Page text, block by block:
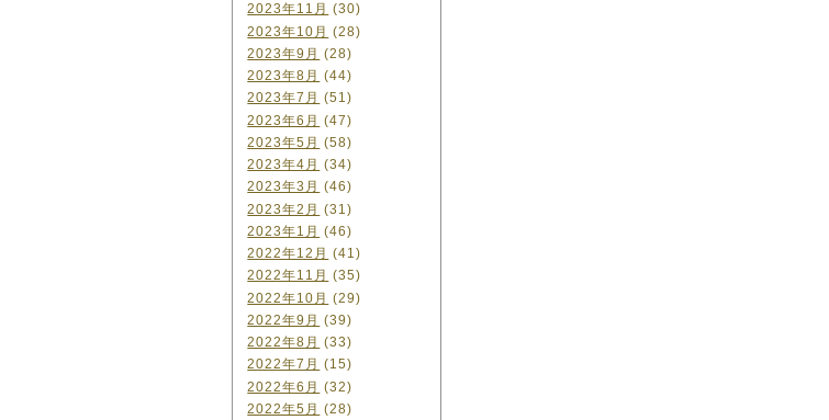
2023年11月 (30)
2023年10月 (28)
2023年9月 (28)
2023年8月 (44)
2023年7月 (51)
2023年6月 (47)
2023年5月 (58)
2023年4月 (34)
2023年3月 (46)
2023年2月 (31)
2023年1月 (46)
2022年12月 (41)
2022年11月 (35)
2022年10月 (29)
2022年9月 (39)
2022年8月 (33)
2022年7月 (15)
2022年6月 (32)
2022年5月 (28)